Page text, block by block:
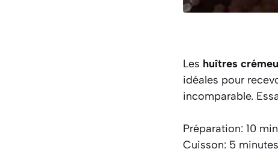
Les huîtres
idéales pour
incomparable.
Préparation: 10
Cuisson: 5 minutes